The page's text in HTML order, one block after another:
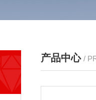
产品中心 /